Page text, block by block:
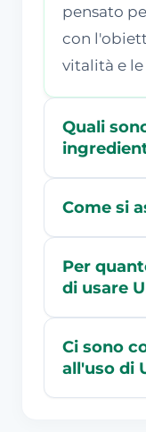
pensato
con
vitalità e le
Quali
Come si
Per
di usare
Ci sono
all'uso di